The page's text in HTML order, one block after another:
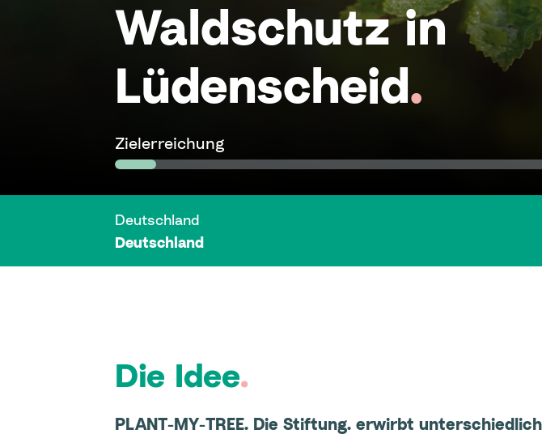
Waldschutz in
Lüdenscheid.
Zielerreichung
Deutschland
Deutschland
Die Idee.
PLANT-MY-TREE. Die Stiftung. erwirbt